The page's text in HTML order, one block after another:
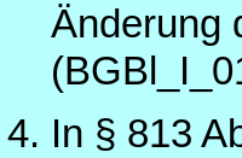
Änderung
In § 813